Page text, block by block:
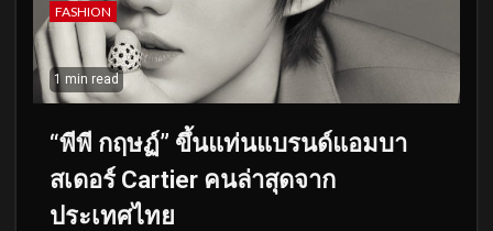
FASHION
1 min read
“พีพี กฤษฏ์” ขึ้นแท่นแบรนด์แอมบา
สเดอร์ Cartier คนล่าสุดจาก
ประเทศไทย